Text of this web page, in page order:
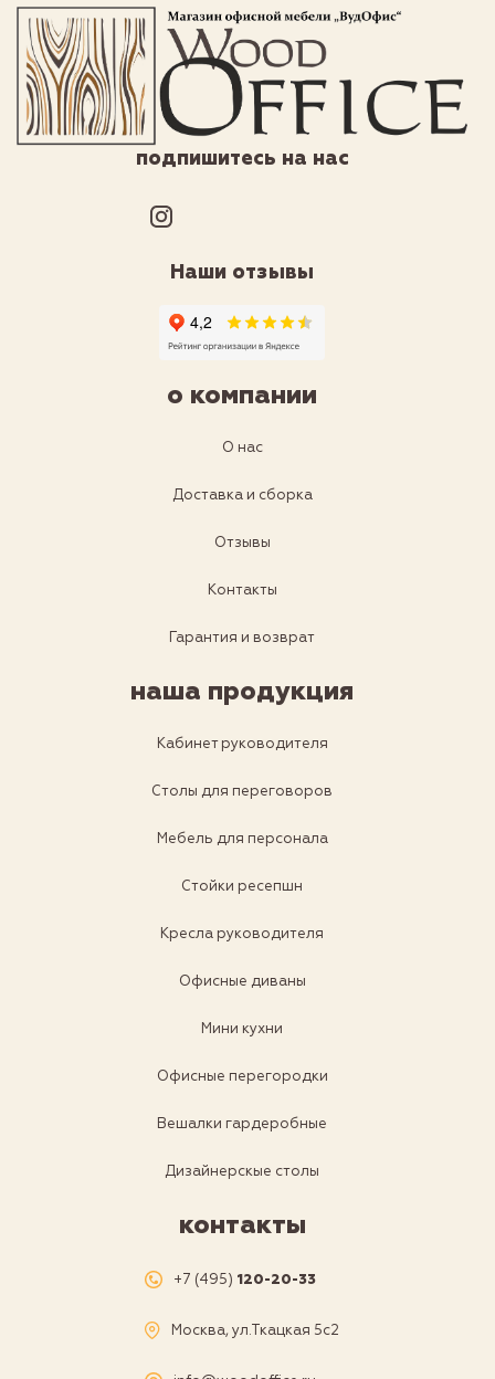
подпишитесь на нас
Наши отзывы
о компании
О нас
Доставка и сборка
Отзывы
Контакты
Гарантия и возврат
наша продукция
Кабинет руководителя
Столы для переговоров
Мебель для персонала
Стойки ресепшн
Кресла руководителя
Офисные диваны
Мини кухни
Офисные перегородки
Вешалки гардеробные
Дизайнерскые столы
контакты
+7 (495) 120-20-33
Москва, ул.Ткацкая 5с2